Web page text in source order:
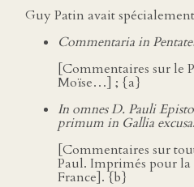
Guy Patin avait
Commentaria in
[Commentaires sur le
Moïse…] ; {a}
In omnes D. Pauli
primum in Gallia excusa.
[Commentaires sur
Paul. Imprimés pour
France]. {b}